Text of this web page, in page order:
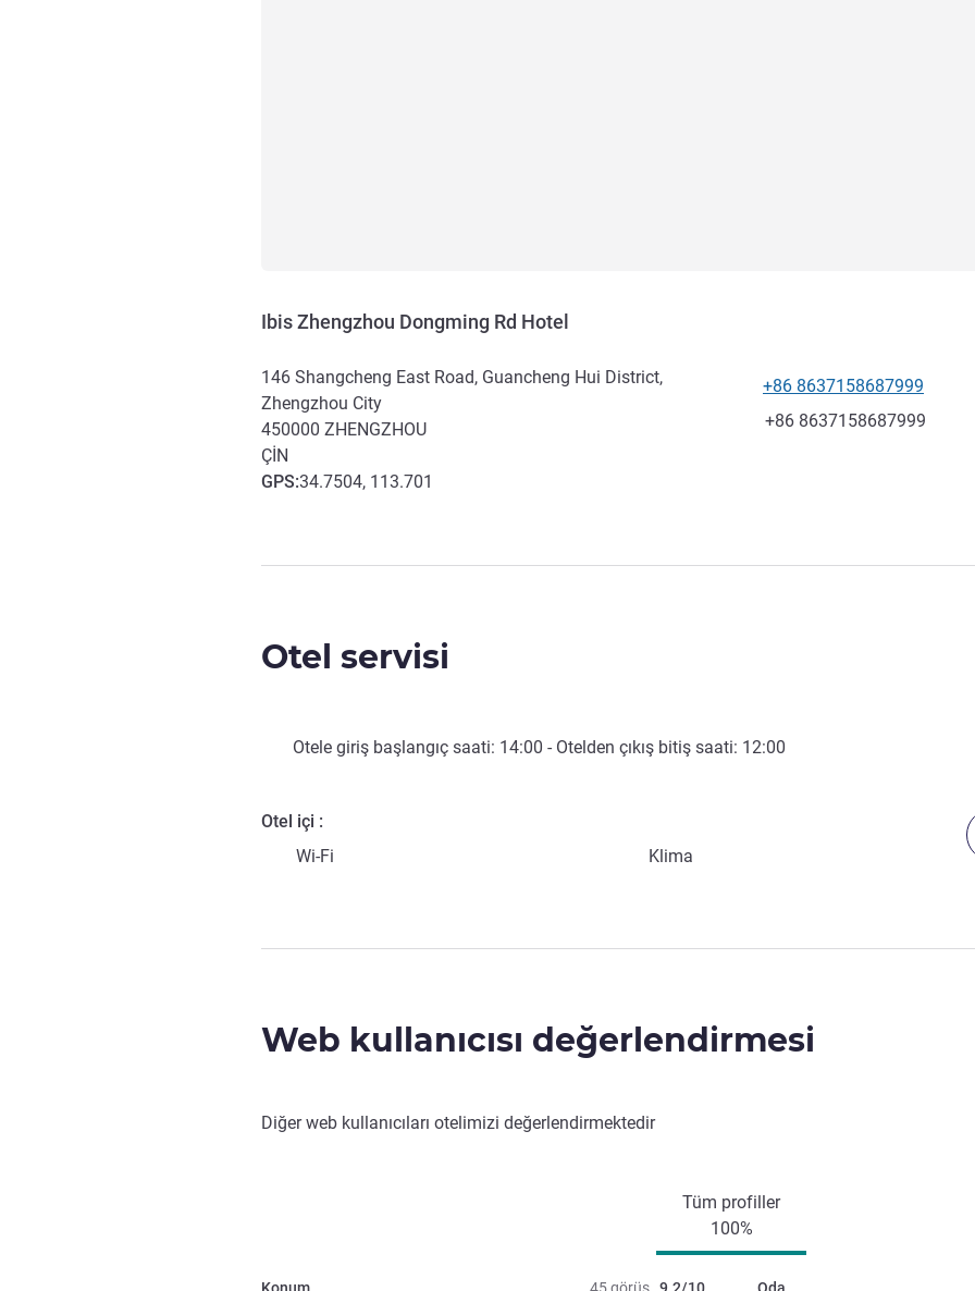
Ibis Zhengzhou Dongming Rd Hotel
146 Shangcheng East Road, Guancheng Hui District,
Zhengzhou City
450000 ZHENGZHOU
ÇIN
GPS:34.7504, 113.701
Telefon
+86 8637158687999
Faks
+86 8637158687999
Otel servisi
Otele giriş başlangıç saati: 14:00 - Otelden çıkış bitiş saati: 12:00
Otel içi
Wi-Fi
Klima
Web kullanıcısı değerlendirmesi
Diğer web kullanıcıları otelimizi değerlendirmektedir
Tüm profiller
100%